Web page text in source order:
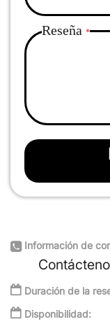
Reseña
Información de
Duración de la
Disponibilidad: